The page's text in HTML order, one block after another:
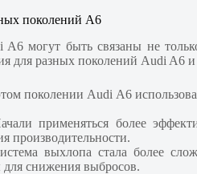
поколений А6
могут быть связаны не
для разных поколений Audi A6
поколении Audi A6
применяться более
производительности.
выхлопа стала более
для снижения выбросов.